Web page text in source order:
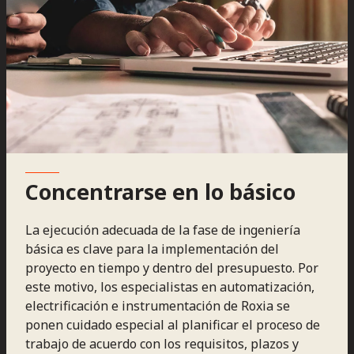
Concentrarse en lo básico
La ejecución adecuada de la fase de ingeniería
básica es clave para la implementación del
proyecto en tiempo y dentro del presupuesto. Por
este motivo, los especialistas en automatización,
electrificación e instrumentación de Roxia se
ponen cuidado especial al planificar el proceso de
trabajo de acuerdo con los requisitos, plazos y